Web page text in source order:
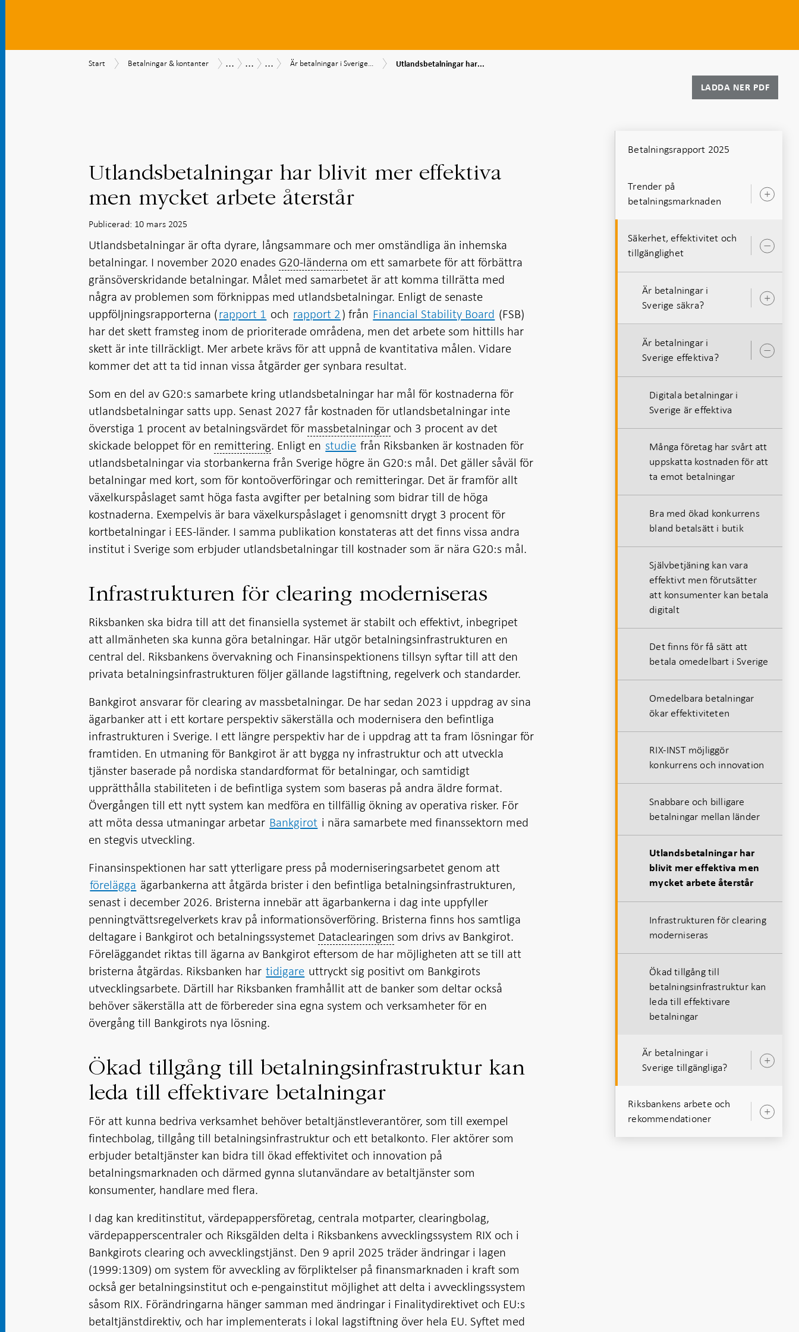
Start
Start
Betalningar
Betalningar & kontanter Betalningsrapport
...
Betalningsrapport
...
Säkerhet,
...
Är
Är betalningar i Sverige...
Utlandsbetalningar
Utlandsbetalningar har...
LADDA NER PDF
Utlandsbetalningar har blivit mer effektiva
men mycket arbete återstår
Publicerad: 10 mars 2025
Utlandsbetalningar är ofta dyrare, långsammare och mer omständliga än inhemska
betalningar. I november 2020 enades G20-länderna om ett samarbete för att förbättra
gränsöverskridande betalningar. Målet med samarbetet är att komma tillrätta med
några av problemen som förknippas med utlandsbetalningar. Enligt de senaste
uppföljningsrapporterna (rapport 1 och rapport 2) från Financial Stability Board (FSB)
har det skett framsteg inom de prioriterade områdena, men det arbete som hittills har
skett är inte tillräckligt. Mer arbete krävs för att uppnå de kvantitativa målen. Vidare
kommer det att ta tid innan vissa åtgärder ger synbara resultat.
Som en del av G20:s samarbete kring utlandsbetalningar har mål för kostnaderna för
utlandsbetalningar satts upp. Senast 2027 får kostnaden för utlandsbetalningar inte
överstiga 1 procent av betalningsvärdet för massbetalningar och 3 procent av det
skickade beloppet för en remittering. Enligt en studie från Riksbanken är kostnaden för
utlandsbetalningar via storbankerna från Sverige högre än G20:s mål. Det gäller såväl för
betalningar med kort, som för kontoöverföringar och remitteringar. Det är framför allt
växelkurspåslaget samt höga fasta avgifter per betalning som bidrar till de höga
kostnaderna. Exempelvis är bara växelkurspåslaget i genomsnitt drygt 3 procent för
kortbetalningar i EES-länder. I samma publikation konstateras att det finns vissa andra
institut i Sverige som erbjuder utlandsbetalningar till kostnader som är nära G20:s mål.
Infrastrukturen för clearing moderniseras
Riksbanken ska bidra till att det finansiella systemet är stabilt och effektivt, inbegripet
att allmänheten ska kunna göra betalningar. Här utgör betalningsinfrastrukturen en
central del. Riksbankens övervakning och Finansinspektionens tillsyn syftar till att den
privata betalningsinfrastrukturen följer gällande lagstiftning, regelverk och standarder.
Bankgirot ansvarar för clearing av massbetalningar. De har sedan 2023 i uppdrag av sina
ägarbanker att i ett kortare perspektiv säkerställa och modernisera den befintliga
infrastrukturen i Sverige. I ett längre perspektiv har de i uppdrag att ta fram lösningar för
framtiden. En utmaning för Bankgirot är att bygga ny infrastruktur och att utveckla
tjänster baserade på nordiska standardformat för betalningar, och samtidigt
upprätthålla stabiliteten i de befintliga system som baseras på andra äldre format.
Övergången till ett nytt system kan medföra en tillfällig ökning av operativa risker. För
att möta dessa utmaningar arbetar Bankgirot i nära samarbete med finanssektorn med
en stegvis utveckling.
Finansinspektionen har satt ytterligare press på moderniseringsarbetet genom att
förelägga ägarbankerna att åtgärda brister i den befintliga betalningsinfrastrukturen,
senast i december 2026. Bristerna innebär att ägarbankerna i dag inte uppfyller
penningtvättsregelverkets krav på informationsöverföring. Bristerna finns hos samtliga
deltagare i Bankgirot och betalningssystemet Dataclearingen som drivs av Bankgirot.
Föreläggandet riktas till ägarna av Bankgirot eftersom de har möjligheten att se till att
bristerna åtgärdas. Riksbanken har tidigare uttryckt sig positivt om Bankgirots
utvecklingsarbete. Därtill har Riksbanken framhållit att de banker som deltar också
behöver säkerställa att de förbereder sina egna system och verksamheter för en
övergång till Bankgirots nya lösning.
Ökad tillgång till betalningsinfrastruktur kan
leda till effektivare betalningar
För att kunna bedriva verksamhet behöver betaltjänstleverantörer, som till exempel
fintechbolag, tillgång till betalningsinfrastruktur och ett betalkonto. Fler aktörer som
erbjuder betaltjänster kan bidra till ökad effektivitet och innovation på
betalningsmarknaden och därmed gynna slutanvändare av betaltjänster som
konsumenter, handlare med flera.
I dag kan kreditinstitut, värdepappersföretag, centrala motparter, clearingbolag,
värdepapperscentraler och Riksgälden delta i Riksbankens avvecklingssystem RIX och i
Bankgirots clearing och avvecklingstjänst. Den 9 april 2025 träder ändringar i lagen
(1999:1309) om system för avveckling av förpliktelser på finansmarknaden i kraft som
också ger betalningsinstitut och e-pengainstitut möjlighet att delta i avvecklingssystem
såsom RIX. Förändringarna hänger samman med ändringar i Finalitydirektivet och EU:s
betaltjänstdirektiv, och har implementerats i lokal lagstiftning över hela EU. Syftet med
Betalningsrapport 2025
Trender på
betalningsmarknaden
Säkerhet, effektivitet och
tillgänglighet
Är betalningar i
Sverige säkra?
Är betalningar i
Sverige effektiva?
Digitala betalningar i
Sverige är effektiva
Många företag har svårt att
uppskatta kostnaden för att
ta emot betalningar
Bra med ökad konkurrens
bland betalsätt i butik
Självbetjäning kan vara
effektivt men förutsätter
att konsumenter kan betala
digitalt
Det finns för få sätt att
betala omedelbart i Sverige
Omedelbara betalningar
ökar effektiviteten
RIX-INST möjliggör
konkurrens och innovation
Snabbare och billigare
betalningar mellan länder
Utlandsbetalningar har
blivit mer effektiva men
mycket arbete återstår
Infrastrukturen för clearing
moderniseras
Ökad tillgång till
betalningsinfrastruktur kan
leda till effektivare
betalningar
Är betalningar i
Sverige tillgängliga?
Riksbankens arbete och
rekommendationer